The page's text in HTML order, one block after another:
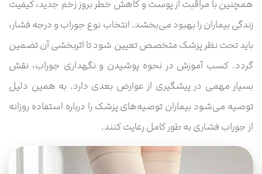
همچنین با مراقبت از پوست و کاهش خطر بروز زخم جدید، کیفیت
زندگی بیماران را بهبود می‌بخشد. انتخاب نوع جوراب و درجه فشار،
باید تحت نظر پزشک متخصص تعیین شود تا اثربخشی آن تضمین
گردد. کسب آموزش در نحوه پوشیدن و نگهداری جوراب، نقش
بسیار مهمی در پیشگیری از عوارض بعدی دارد. به همین دلیل
توصیه می‌شود بیماران توصیه‌های پزشک را درباره استفاده روزانه
از جوراب فشاری به طور کامل رعایت کنند.